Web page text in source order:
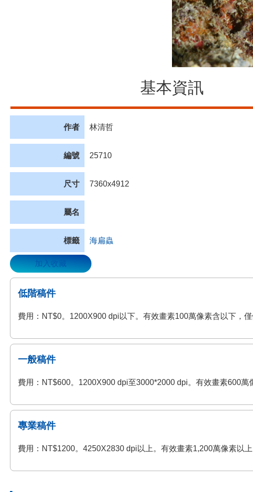
基本資訊
作者 林清哲
編號 25710
尺寸 7360x4912
屬名
標籤 海扁蟲
加入收藏
低階稿件
費用：NT$0。1200X900 dpi以下。有效畫素100萬像素含以下，僅
一般稿件
費用：NT$600。1200X900 dpi至3000*2000 dpi。有效畫素600萬
專業稿件
費用：NT$1200。4250X2830 dpi以上。有效畫素1,200萬像素以